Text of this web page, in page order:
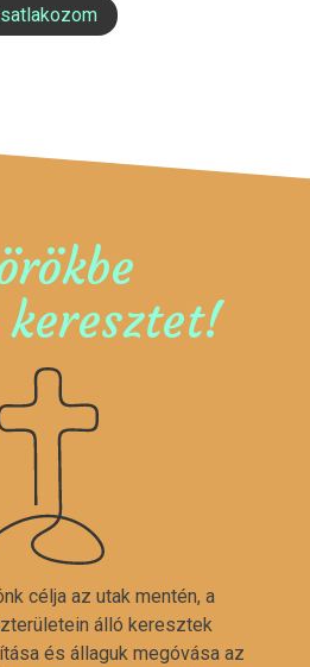
keresztet!
célja az utak mentén, a
álló keresztek
és állaguk megóvása az